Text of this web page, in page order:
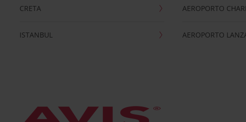
CRETA
ISTANBUL
AEROPORTO
AEROPORTO